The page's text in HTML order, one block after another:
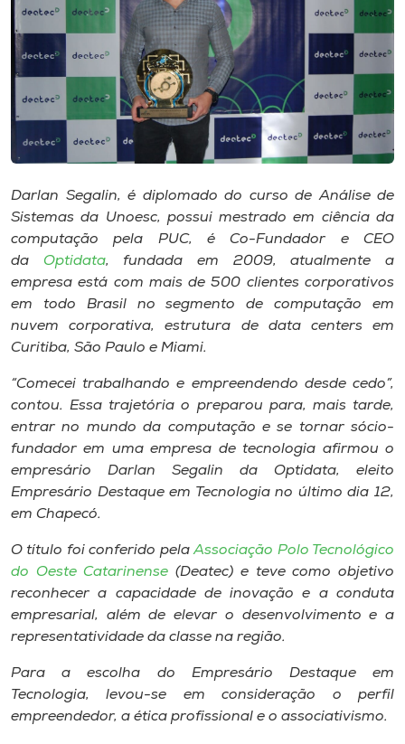
Rádio
Museu
Unoesc
Store
Selecione
o idioma
A-
Darlan Segalin, é diplomado do curso de Análise de
Sistemas da Unoesc, possui mestrado em ciência da
computação pela PUC, é Co-Fundador e CEO
da Optidata, fundada em 2009, atualmente a
empresa está com mais de 500 clientes corporativos
em todo Brasil no segmento de computação em
nuvem corporativa, estrutura de data centers em
Curitiba, São Paulo e Miami.
“Comecei trabalhando e empreendendo desde cedo”,
contou. Essa trajetória o preparou para, mais tarde,
entrar no mundo da computação e se tornar sócio-
fundador em uma empresa de tecnologia afirmou o
empresário Darlan Segalin da Optidata, eleito
Empresário Destaque em Tecnologia no último dia 12,
em Chapecó.
O título foi conferido pelaAssociação Polo Tecnológico
do Oeste Catarinense (Deatec) e teve como objetivo
reconhecer a capacidade de inovação e a conduta
empresarial, além de elevar o desenvolvimento e a
representatividade da classe na região.
Para a escolha do Empresário Destaque em
Tecnologia, levou-se em consideração o perfil
empreendedor, a ética profissional e o associativismo.